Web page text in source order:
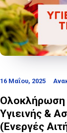
16 Μαΐου, 2025
Ολοκλήρωση
Υγιεινής &
(Ενεργές